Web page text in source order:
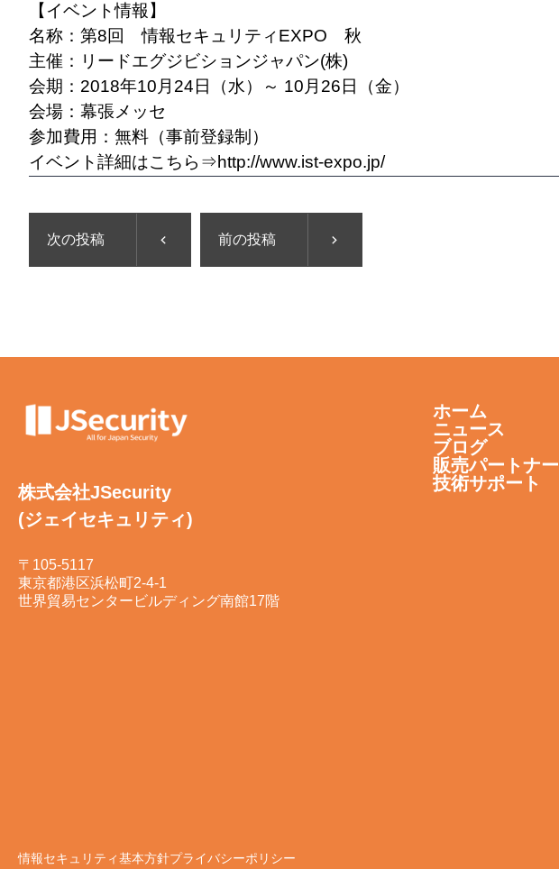
【イベント情報】
名称：第8回 情報セキュリティEXPO 秋
主催：リードエグジビションジャパン(株)
会期：2018年10月24日（水）～ 10月26日（金）
会場：幕張メッセ
参加費用：無料（事前登録制）
イベント詳細はこちら⇒http://www.ist-expo.jp/
次の投稿 前の投稿
株式会社JSecurity
(ジェイセキュリティ)
〒105-5117
東京都港区浜松町2-4-1
世界貿易センタービルディング南館17階
ホーム
ニュース
ブログ
販売パートナー
技術サポート
情報セキュリティ基本方針プライバシーポリシー